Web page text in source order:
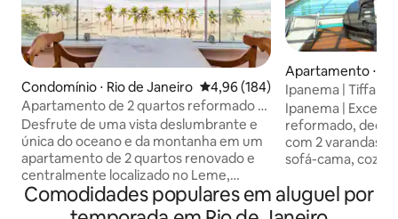
Condomínio ⋅ Rio de Janeiro 4,96 de uma avaliação média de
4,96 (184)
Apartamento de 2 quartos reformado à
beira-mar
Desfrute de uma vista deslumbrante e
única do oceano e da montanha em um
apartamento de 2 quartos renovado e
centralmente localizado no Leme,
Copacabana, ideal para famílias e casais.
O apartamento é acolhedor e tem tudo
Apartamento ⋅
o
Ipanema |
para o mar | 2
Ipanema |
reformado,
com 2 varandas e
sofá-cama,
apenas 1 quadra
Residence, com
Comodidades populares em aluguel por